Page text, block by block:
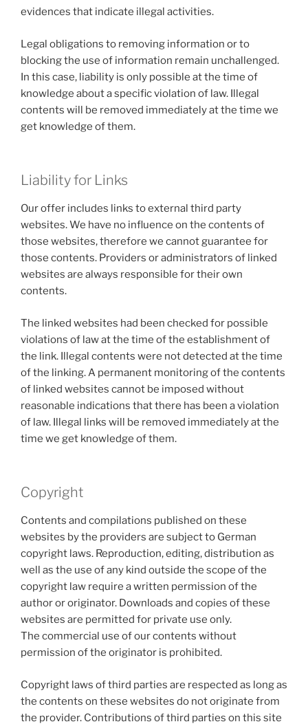
evidences that indicate illegal activities.
Legal obligations to removing information or to
blocking the use of information remain unchallenged.
In this case, liability is only possible at the time of
knowledge about a specific violation of law. Illegal
contents will be removed immediately at the time we
get knowledge of them.
Liability for Links
Our offer includes links to external third party
websites. We have no influence on the contents of
those websites, therefore we cannot guarantee for
those contents. Providers or administrators of linked
websites are always responsible for their own
contents.
The linked websites had been checked for possible
violations of law at the time of the establishment of
the link. Illegal contents were not detected at the time
of the linking. A permanent monitoring of the contents
of linked websites cannot be imposed without
reasonable indications that there has been a violation
of law. Illegal links will be removed immediately at the
time we get knowledge of them.
Copyright
Contents and compilations published on these
websites by the providers are subject to German
copyright laws. Reproduction, editing, distribution as
well as the use of any kind outside the scope of the
copyright law require a written permission of the
author or originator. Downloads and copies of these
websites are permitted for private use only.
The commercial use of our contents without
permission of the originator is prohibited.
Copyright laws of third parties are respected as long as
the contents on these websites do not originate from
the provider. Contributions of third parties on this site